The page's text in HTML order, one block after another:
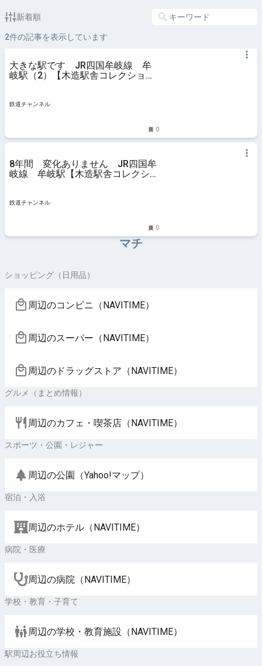
新着順
2件の記事を表示しています
大きな駅です JR四国牟岐線 牟
岐駅（2）【木造駅舎コレクショ
鉄道チャンネル
0
8年間 変化ありません JR四国牟
岐線 牟岐駅【木造駅舎コレクショ
鉄道チャンネル
0
マチ
ショッピング（日用品）
周辺のコンビニ（NAVITIME）
周辺のスーパー（NAVITIME）
周辺のドラッグストア（NAVITIME）
グルメ（まとめ情報）
周辺のカフェ・喫茶店（NAVITIME）
スポーツ・公園・レジャー
周辺の公園（Yahoo!マップ）
宿泊・入浴
周辺のホテル（NAVITIME）
病院・医療
周辺の病院（NAVITIME）
学校・教育・子育て
周辺の学校・教育施設（NAVITIME）
駅周辺お役立ち情報